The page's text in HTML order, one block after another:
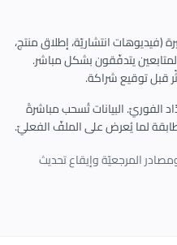
(فيديوهات انتشاريّة، إطلاق منتج،
يتدفّقون بشكل مباشر.
قبل توقيع شراكة.
الفوريّ. البيانات تُسحب مباشرةً
لما يُعرض على الملفّ الفعليّ.
المرجعيّة وإيقاع تحديث